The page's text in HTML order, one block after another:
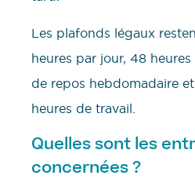
Les plafonds légaux
heures par jour, 48
de repos hebdomadaire
heures de travail.
Quelles sont les
concernées ?